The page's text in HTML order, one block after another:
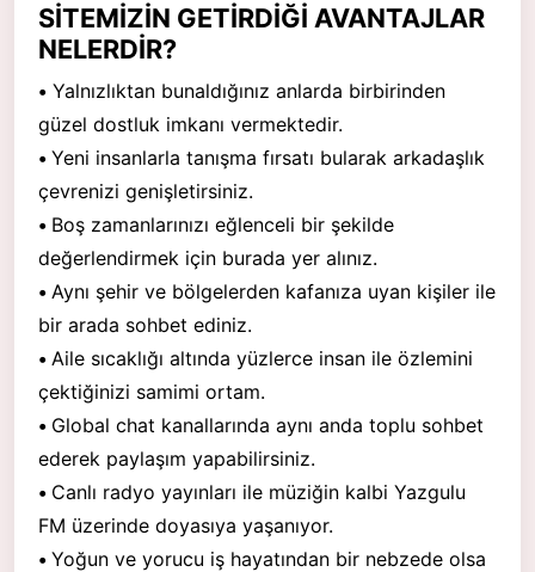
SİTEMİZİN GETİRDİĞİ AVANTAJLAR
NELERDİR?
• Yalnızlıktan bunaldığınız anlarda birbirinden
güzel dostluk imkanı vermektedir.
• Yeni insanlarla tanışma fırsatı bularak arkadaşlık
çevrenizi genişletirsiniz.
• Boş zamanlarınızı eğlenceli bir şekilde
değerlendirmek için burada yer alınız.
• Aynı şehir ve bölgelerden kafanıza uyan kişiler ile
bir arada sohbet ediniz.
• Aile sıcaklığı altında yüzlerce insan ile özlemini
çektiğinizi samimi ortam.
• Global chat kanallarında aynı anda toplu sohbet
ederek paylaşım yapabilirsiniz.
• Canlı radyo yayınları ile müziğin kalbi Yazgulu
FM üzerinde doyasıya yaşanıyor.
• Yoğun ve yorucu iş hayatından bir nebzede olsa